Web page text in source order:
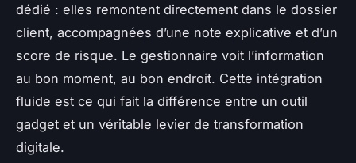
dédié : elles remontent directement dans le dossier
client, accompagnées d’une note explicative et d’un
score de risque. Le gestionnaire voit l’information
au bon moment, au bon endroit. Cette intégration
fluide est ce qui fait la différence entre un outil
gadget et un véritable levier de transformation
digitale.